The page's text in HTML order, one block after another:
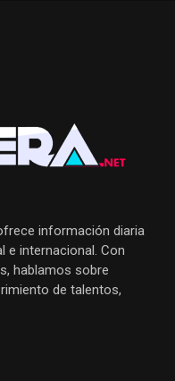
información diaria
e internacional. Con
hablamos sobre
de talentos,